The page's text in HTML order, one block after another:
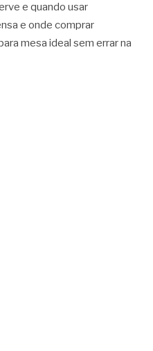
e quando usar
e onde comprar
mesa ideal sem errar na